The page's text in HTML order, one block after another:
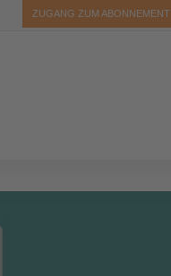
ZUGANG ZUM ABONNEMENT